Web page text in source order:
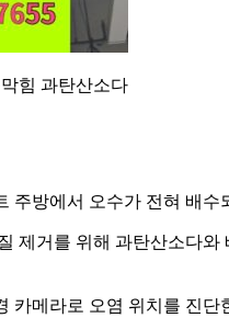
힘 과탄산소다
주방에서 오수가 전혀 배수
제거를 위해 과탄산소다
카메라로 오염 위치를 진